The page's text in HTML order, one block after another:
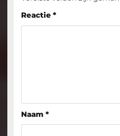
Reactie *
Naam *